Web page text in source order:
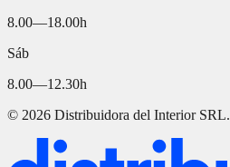
8.00—18.00h
Sáb
8.00—12.30h
© 2026 Distribuidora del Interior SRL.